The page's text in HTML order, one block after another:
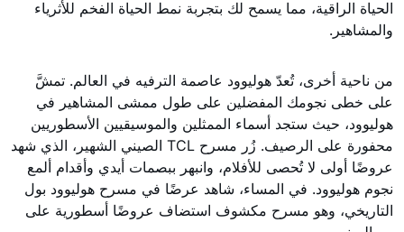
الحياة الراقية، مما يسمح لك بتجربة نمط الحياة الفخم للأثرياء
والمشاهير.
من ناحية أخرى، تُعدّ هوليوود عاصمة الترفيه في العالم. تمشَّ
على خطى نجومك المفضلين على طول ممشى المشاهير في
هوليوود، حيث ستجد أسماء الممثلين والموسيقيين الأسطوريين
محفورة على الرصيف. زُر مسرح TCL الصيني الشهير، الذي شهد
عروضًا أولى لا تُحصى للأفلام، وانبهر ببصمات أيدي وأقدام ألمع
نجوم هوليوود. في المساء، شاهد عرضًا في مسرح هوليوود بول
التاريخي، وهو مسرح مكشوف استضاف عروضًا أسطورية على